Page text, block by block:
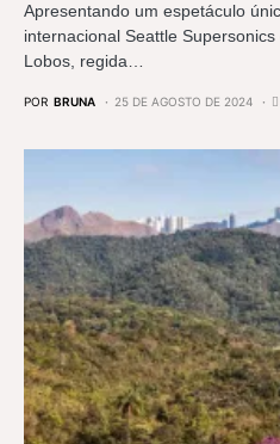
Apresentando um espetáculo
internacional Seattle
Lobos, regida…
POR BRUNA 25 DE AGOSTO DE 2024